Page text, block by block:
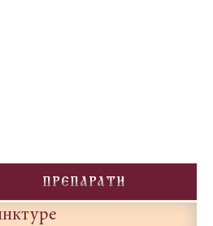
PREPARATI